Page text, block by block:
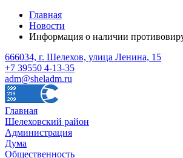
Главная
Новости
Информация о наличии
666034, г. Шелехов, улица Ленина, 15
+7 39550 4-13-35
adm@sheladm.ru
Главная
Шелеховский район
Администрация
Дума
Общественность